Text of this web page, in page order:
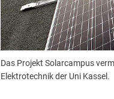
Das Projekt Solarcampus
Elektrotechnik der Uni Kassel.